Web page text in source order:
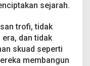
sejarah.
trofi, tidak
dan tidak
skuad seperti
membangun